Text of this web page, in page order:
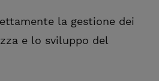
la gestione dei
e lo sviluppo del